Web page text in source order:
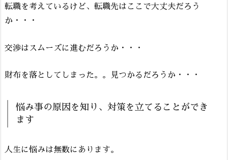
転職を考えているけど、転職先はここで大丈夫だろう
か・・・
交渉はスムーズに進むだろうか・・・
財布を落としてしまった。。見つかるだろうか・・・
悩み事の原因を知り、対策を立てることができ
ます
人生に悩みは無数にあります。